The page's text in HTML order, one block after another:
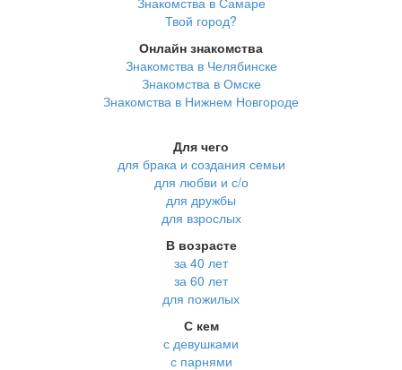
Твой город?
Онлайн знакомства
Знакомства в Челябинске
Знакомства в Омске
Знакомства в Нижнем Новгороде
Для чего
для брака и создания семьи
для любви и с/о
для дружбы
для взрослых
В возрасте
за 40 лет
за 60 лет
для пожилых
С кем
с девушками
с парнями